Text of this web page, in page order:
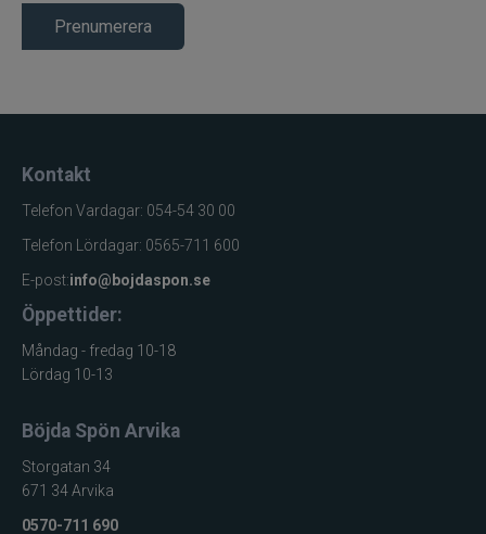
Prenumerera
Kontakt
Telefon Vardagar: 054-54 30 00
Telefon Lördagar: 0565-711 600
E-post:info@bojdaspon.se
Öppettider:
Måndag - fredag 10-18
Lördag 10-13
Böjda Spön Arvika
Storgatan 34
671 34 Arvika
0570-711 690